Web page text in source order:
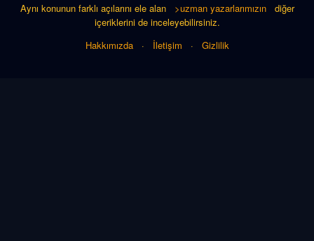
Aynı konunun farklı açılarını ele alan
>uzman yazarlarımızın
diğer
içeriklerini de inceleyebilirsiniz.
Hakkımızda
· İletişim · Gizlilik